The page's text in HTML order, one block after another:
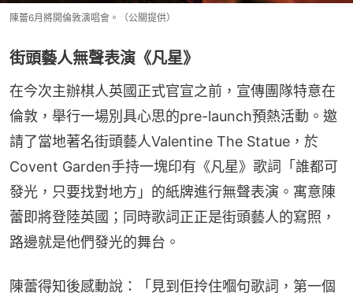
陳蕾6月將開倫敦演唱會。（公關提供）
街頭藝人無聲表演《凡星》
在今次主辦棋人英國正式官宣之前，宣傳團隊特意在
倫敦，舉行一場別具心思的pre-launch預熱活動。邀
請了當地著名街頭藝人Valentine The Statue，於
Covent Garden手持一塊印有《凡星》歌詞「誰都可
發光，只要找對地方」的紙牌進行無聲表演。寓意陳
蕾即將登陸英國；同時歌詞正正是街頭藝人的寫照，
路邊就是他們發光的舞台。
陳蕾得知後感動說：「見到佢拎住嗰句歌詞，第一個